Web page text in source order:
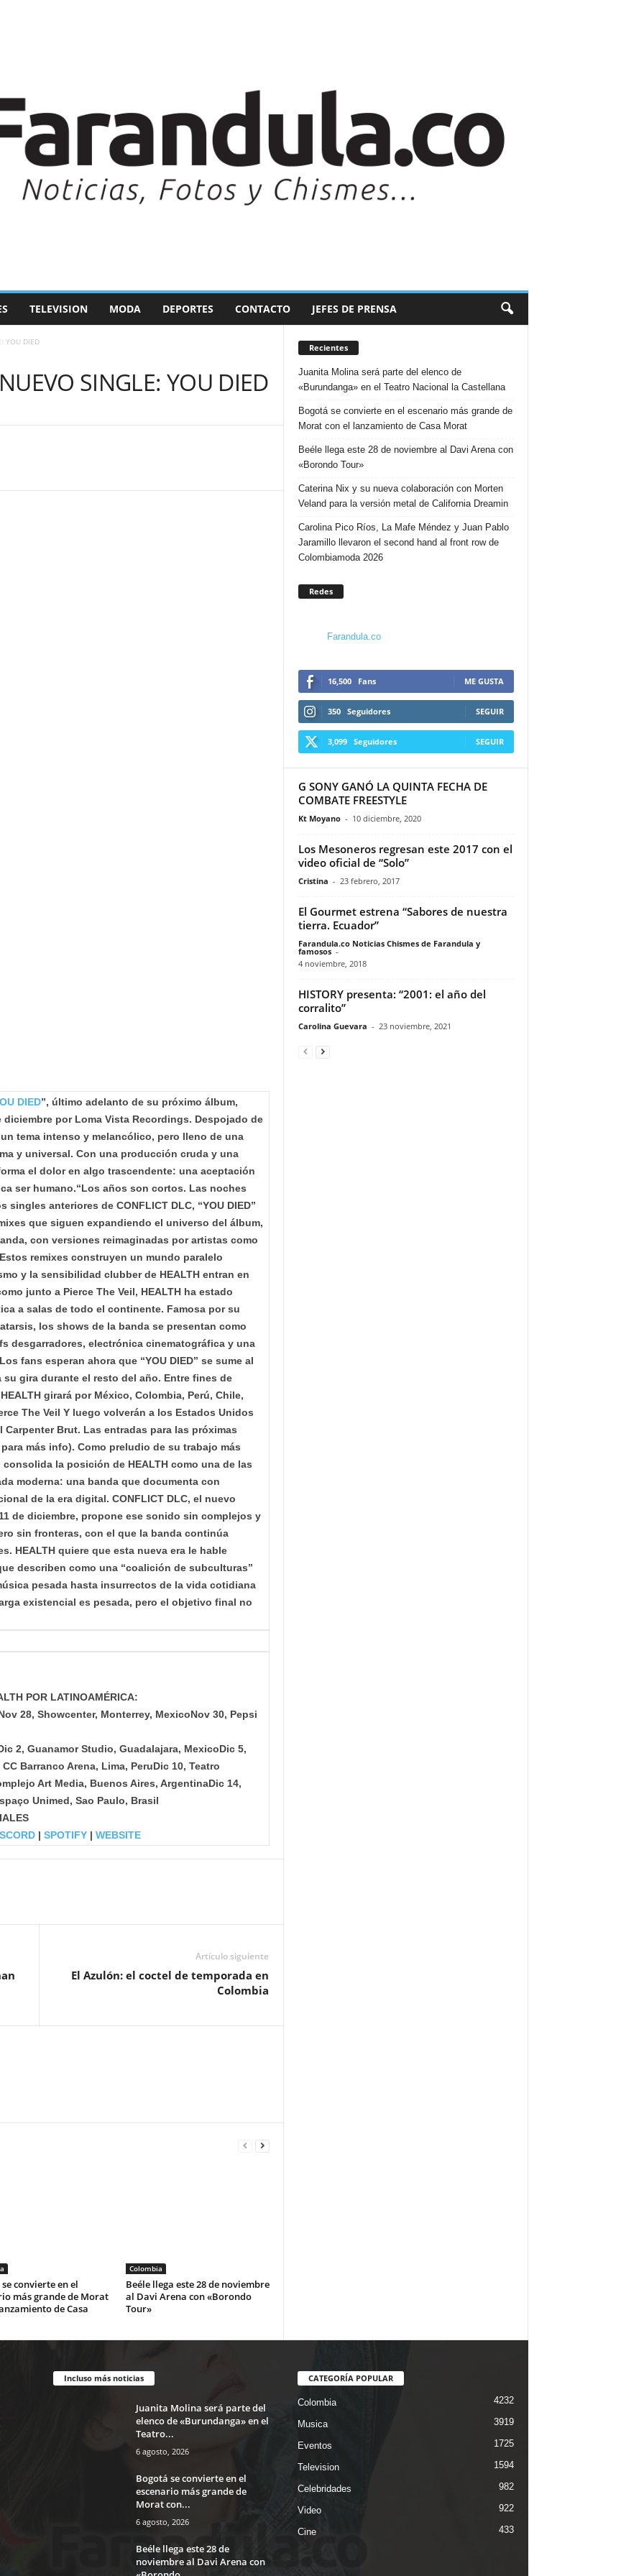
TELEVISION MODA DEPORTES CONTACTO JEFES DE PRENSA
YOU DIED
SINGLE: YOU DIED
DIED”, último adelanto de su próximo álbum,
diciembre por Loma Vista Recordings. Despojado de
tema intenso y melancólico, pero lleno de una
y universal. Con una producción cruda y una
el dolor en algo trascendente: una aceptación
ser humano.“Los años son cortos. Las noches
singles anteriores de CONFLICT DLC, “YOU DIED”
que siguen expandiendo el universo del álbum,
con versiones reimaginadas por artistas como
Estos remixes construyen un mundo paralelo
y la sensibilidad clubber de HEALTH entran en
junto a Pierce The Veil, HEALTH ha estado
a salas de todo el continente. Famosa por su
los shows de la banda se presentan como
desgarradores, electrónica cinematográfica y una
fans esperan ahora que “YOU DIED” se sume al
gira durante el resto del año. Entre fines de
girará por México, Colombia, Perú, Chile,
The Veil Y luego volverán a los Estados Unidos
Brut. Las entradas para las próximas
más info). Como preludio de su trabajo más
consolida la posición de HEALTH como una de las
moderna: una banda que documenta con
de la era digital. CONFLICT DLC, el nuevo
de diciembre, propone ese sonido sin complejos y
sin fronteras, con el que la banda continúa
HEALTH quiere que esta nueva era le hable
describen como una “coalición de subculturas”
pesada hasta insurrectos de la vida cotidiana
existencial es pesada, pero el objetivo final no
POR LATINOAMÉRICA:
28, Showcenter, Monterrey, MexicoNov 30, Pepsi
2, Guanamor Studio, Guadalajara, MexicoDic 5,
CC Barranco Arena, Lima, PeruDic 10, Teatro
Art Media, Buenos Aires, ArgentinaDic 14,
Unimed, Sao Paulo, Brasil
| SPOTIFY| WEBSITE
Artículo siguiente
El Azulón: el coctel de temporada en
Colombia
convierte en el
más grande de Morat
de Casa
Colombia
Beéle llega este 28 de noviembre
al Davi Arena con «Borondo
Tour»
Recientes
Juanita Molina será parte del elenco de
«Burundanga» en el Teatro Nacional la Castellana
Bogotá se convierte en el escenario más grande de
Morat con el lanzamiento de Casa Morat
Beéle llega este 28 de noviembre al Davi Arena con
«Borondo Tour»
Caterina Nix y su nueva colaboración con Morten
Veland para la versión metal de California Dreamin
Carolina Pico Ríos, La Mafe Méndez y Juan Pablo
Jaramillo llevaron el second hand al front row de
Colombiamoda 2026
Redes
Farandula.co
16,500 Fans ME GUSTA
350 Seguidores SEGUIR
3,099 Seguidores SEGUIR
G SONY GANÓ LA QUINTA FECHA DE
COMBATE FREESTYLE
Kt Moyano - 10 diciembre, 2020
Los Mesoneros regresan este 2017 con el
video oficial de “Solo”
Cristina - 23 febrero, 2017
El Gourmet estrena “Sabores de nuestra
tierra. Ecuador”
Farandula.co Noticias Chismes de Farandula y
famosos -
4 noviembre, 2018
HISTORY presenta: “2001: el año del
corralito”
Carolina Guevara - 23 noviembre, 2021
Incluso más noticias
Juanita Molina será parte del
elenco de «Burundanga» en el
Teatro...
6 agosto, 2026
Bogotá se convierte en el
escenario más grande de
Morat con...
6 agosto, 2026
Beéle llega este 28 de
noviembre al Davi Arena con
CATEGORÍA POPULAR
Colombia 4232
Musica 3919
Eventos 1725
Television 1594
Celebridades 982
Video 922
Cine 433